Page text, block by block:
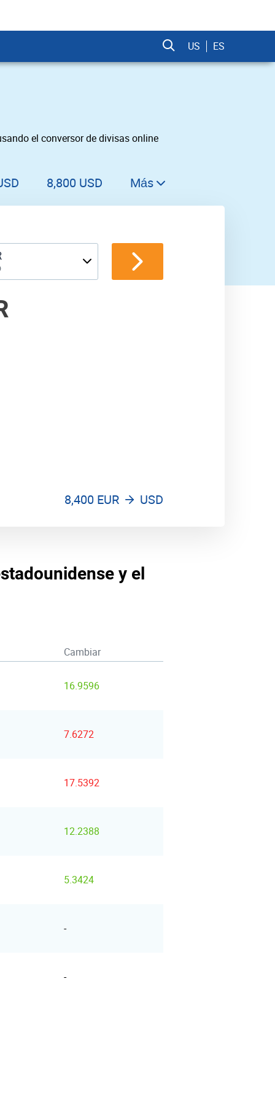
US ES
el conversor de divisas online
8,800 USD
9,000 USD
9,100 USD
9,200 USD
9,300 USD
Más
8,400 EUR USD
y el
Cambiar
16.9596
7.6272
17.5392
12.2388
5.3424
-
-